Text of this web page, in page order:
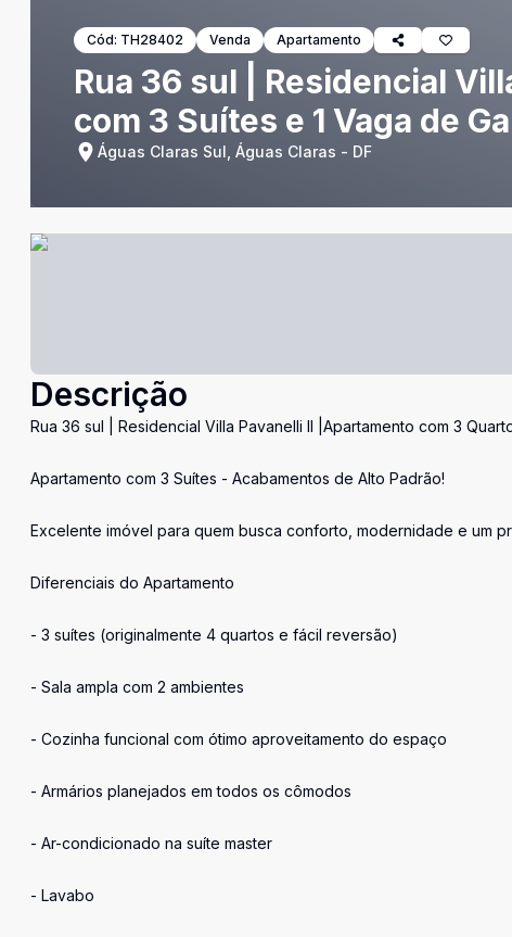
Cód: TH28402 Venda Apartamento
Rua 36 sul | Residencial
com 3 Suítes e 1 Vaga de
Águas Claras Sul, Águas Claras - DF
Descrição
Rua 36 sul | Residencial Villa Pavanelli II |Apartamento com 3
Apartamento com 3 Suítes - Acabamentos de Alto Padrão!
Excelente imóvel para quem busca conforto, modernidade e um
Diferenciais do Apartamento
- 3 suítes (originalmente 4 quartos e fácil reversão)
- Sala ampla com 2 ambientes
- Cozinha funcional com ótimo aproveitamento do espaço
- Armários planejados em todos os cômodos
- Ar-condicionado na suíte master
- Lavabo